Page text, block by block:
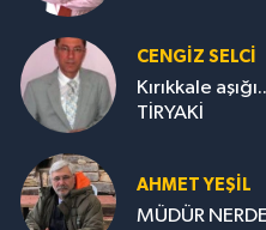
CENGİZ SELCİ
Kırıkkale
TİRYAKİ
AHMET YEŞİL
MÜDÜR